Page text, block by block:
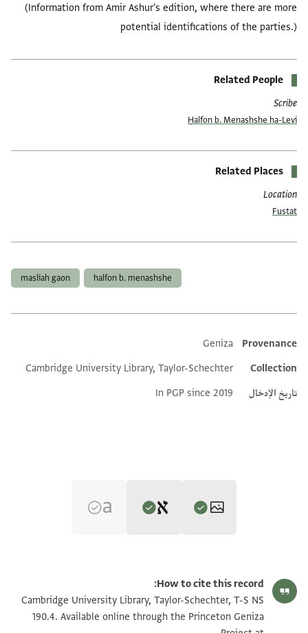
(Information from Amir Ashur's edition, where there are more
potential identifications of the parties.)
Related People
Scribe
Ḥalfon b. Menashshe ha-Levi
Related Places
Location
Fustat
halfon b. menashshe
masliah gaon
Additional metadata
Provenance
Geniza
Collection
Cambridge University Library, Taylor-Schechter
تاريخ الإدخال
In PGP since 2019
Amir Ashur, "Engagement and Betrothal Documents from the
Cairo Geniza‎" (in Hebrew) (PhD diss., n.p., 2006).
T-S NS 190.4 1v تكبير و تدوير
T-S NS 190.4 recto
How to cite this record:
Cambridge University Library, Taylor-Schechter, T-S NS
190.4. Available online through the Princeton Geniza